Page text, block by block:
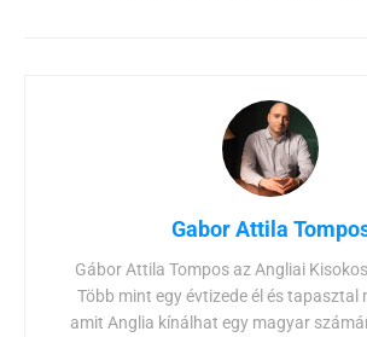
Gabor Attila
Gábor Attila Tompos az Angliai
Több mint egy évtizede él és tapasztal
amit Anglia kínálhat egy magyar